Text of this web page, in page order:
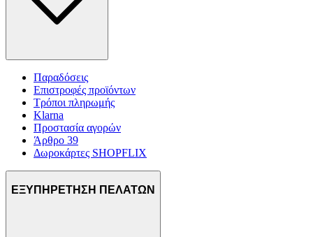
Παραδόσεις
Επιστροφές προϊόντων
Τρόποι πληρωμής
Klarna
Προστασία αγορών
Άρθρο 39
Δωροκάρτες SHOPFLIX
ΕΞΥΠΗΡΕΤΗΣΗ ΠΕΛΑΤΩΝ